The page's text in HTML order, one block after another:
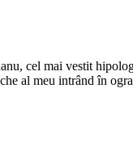
cel mai vestit
al meu intrând în